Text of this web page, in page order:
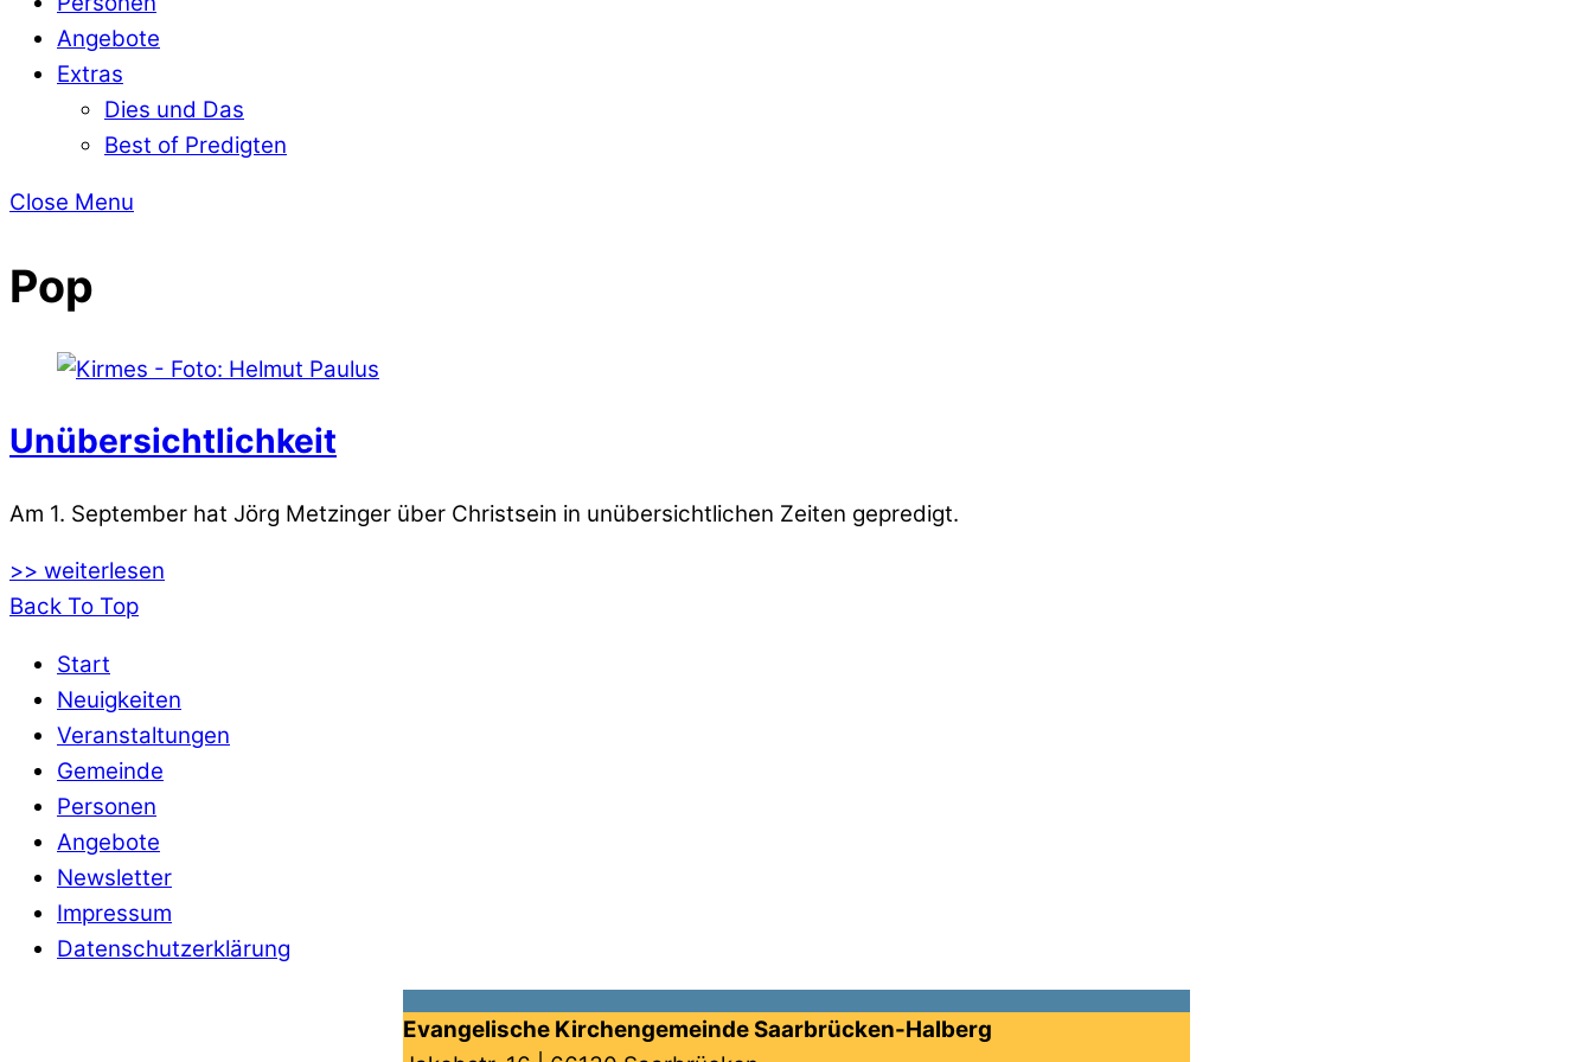
Angebote
Extras
Dies und Das
Best of Predigten
Close Menu
Pop
Unübersichtlichkeit
Am 1. September hat Jörg Metzinger über Christsein in unübersichtlichen Zeiten gepredigt.
>> weiterlesen
Back To Top
Start
Neuigkeiten
Veranstaltungen
Gemeinde
Personen
Angebote
Newsletter
Impressum
Datenschutzerklärung
Evangelische Kirchengemeinde Saarbrücken-Halberg